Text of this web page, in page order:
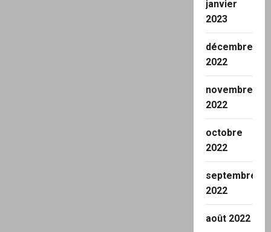
janvier
2023
décembre
2022
novembre
2022
octobre
2022
septembre
2022
août 2022